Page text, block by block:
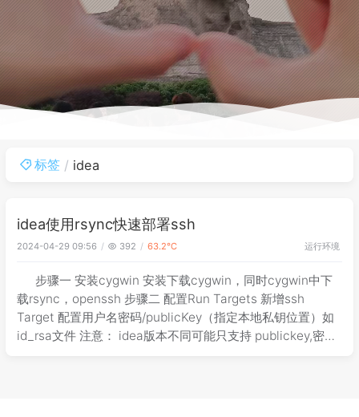
标签 idea
idea使用rsync快速部署ssh
2024-04-29 09:56 392 63.2℃ 运行环境
步骤一 安装cygwin 安装下载cygwin，同时cygwin中下
载rsync，openssh 步骤二 配置Run Targets 新增ssh
Target 配置用户名密码/publicKey（指定本地私钥位置）如
id_rsa文件 注意： idea版本不同可能只支持 publickey,密码